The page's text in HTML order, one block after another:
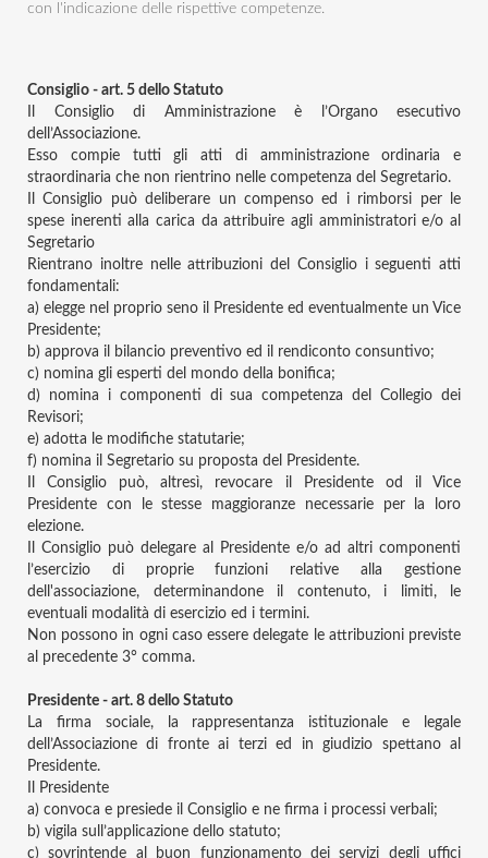
con l'indicazione delle rispettive competenze.
Consiglio - art. 5 dello Statuto
Il Consiglio di Amministrazione è l’Organo esecutivo
dell’Associazione.
Esso compie tutti gli atti di amministrazione ordinaria e
straordinaria che non rientrino nelle competenza del Segretario.
Il Consiglio può deliberare un compenso ed i rimborsi per le
spese inerenti alla carica da attribuire agli amministratori e/o al
Segretario
Rientrano inoltre nelle attribuzioni del Consiglio i seguenti atti
fondamentali:
a) elegge nel proprio seno il Presidente ed eventualmente un Vice
Presidente;
b) approva il bilancio preventivo ed il rendiconto consuntivo;
c) nomina gli esperti del mondo della bonifica;
d)
nomina i componenti di sua competenza del Collegio dei
Revisori;
e) adotta le modifiche statutarie;
f) nomina il Segretario su proposta del Presidente.
Il Consiglio può, altresì, revocare il Presidente od il Vice
Presidente con le stesse maggioranze necessarie per la loro
elezione.
Il Consiglio può delegare al Presidente e/o ad altri componenti
l’esercizio di proprie funzioni relative alla gestione
dell'associazione, determinandone il contenuto, i limiti, le
eventuali modalità di esercizio ed i termini.
Non possono in ogni caso essere delegate le attribuzioni previste
al precedente 3° comma.
Presidente - art. 8 dello Statuto
La firma sociale, la rappresentanza istituzionale e legale
dell’Associazione di fronte ai terzi ed in giudizio spettano al
Presidente.
Il Presidente
a) convoca e presiede il Consiglio e ne firma i processi verbali;
b) vigila sull’applicazione dello statuto;
c)
sovrintende al buon funzionamento dei servizi degli uffici